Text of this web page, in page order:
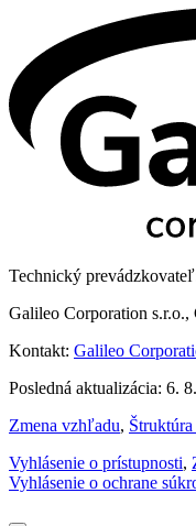
Technický
Galileo Corporation s.r.o.,
Kontakt: Galileo
Posledná aktualizácia: 6.
Zmena vzhľadu,
Vyhlásenie o prístupnosti,
Vyhlásenie o ochrane